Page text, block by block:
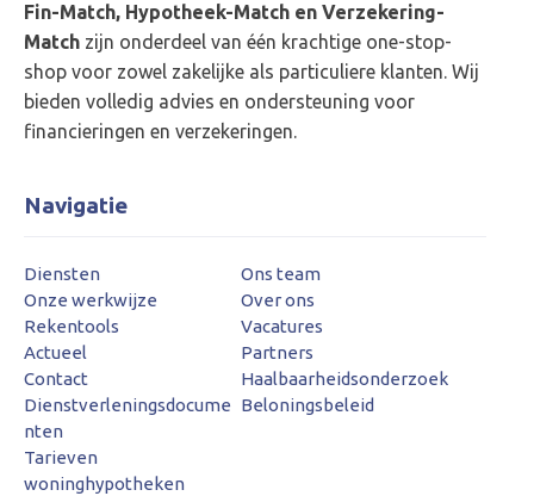
Fin-Match, Hypotheek-Match en Verzekering-
Match zijn onderdeel van één krachtige one-stop-
shop voor zowel zakelijke als particuliere klanten. Wij
bieden volledig advies en ondersteuning voor
financieringen en verzekeringen.
Navigatie
Diensten
Ons team
Onze werkwijze
Over ons
Rekentools
Vacatures
Actueel
Partners
Contact
Haalbaarheidsonderzoek
Dienstverleningsdocume
nten
Beloningsbeleid
Tarieven
woninghypotheken